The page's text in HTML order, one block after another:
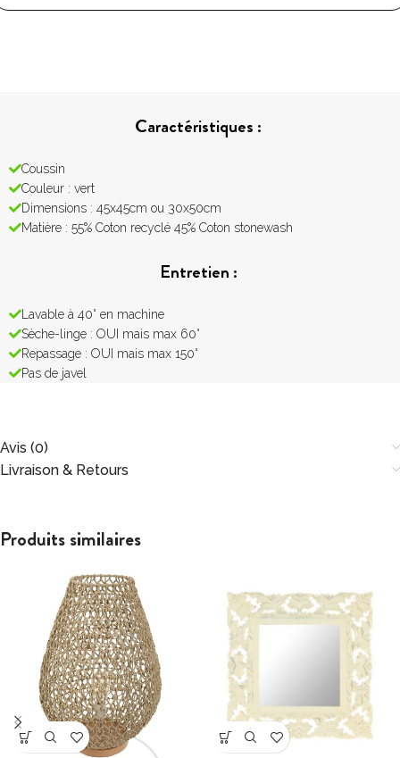
Caractéristiques :
Coussin
Couleur : vert
Dimensions : 45x45cm ou 30x50cm
Matière : 55% Coton recyclé 45% Coton stonewash
Entretien :
Lavable à 40° en machine
Sèche-linge : OUI mais max 60°
Repassage : OUI mais max 150°
Pas de javel
Avis (0)
Livraison & Retours
Produits similaires